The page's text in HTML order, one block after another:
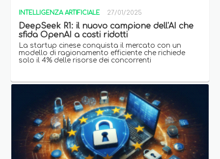
INTELLIGENZA ARTIFICIALE 27/01/2025
DeepSeek R1: il nuovo campione dell'AI che
sfida OpenAI a costi ridotti
La startup cinese conquista il mercato con un
modello di ragionamento efficiente che richiede
solo il 4% delle risorse dei concorrenti